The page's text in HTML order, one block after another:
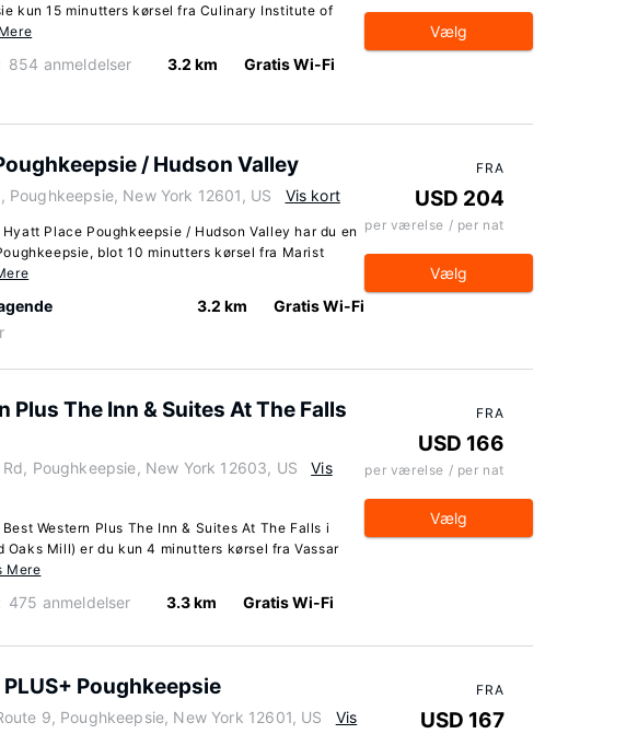
kun 15 minutters kørsel fra Culinary Institute of
854 anmeldelser 3.2 km Gratis Wi-Fi
Vælg
/ Hudson Valley
Poughkeepsie, New York 12601, US Vis kort
Place Poughkeepsie / Hudson Valley har du en
blot 10 minutters kørsel fra Marist
3.2 km Gratis Wi-Fi
FRA
USD 204
per værelse / per nat
Vælg
Plus The Inn & Suites At The Falls
Poughkeepsie, New York 12603, US
Vis
Western Plus The Inn & Suites At The Falls i
Oaks Mill) er du kun 4 minutters kørsel fra Vassar
Mere
475 anmeldelser 3.3 km Gratis Wi-Fi
FRA
USD 166
per værelse / per nat
Vælg
PLUS+ Poughkeepsie
9, Poughkeepsie, New York 12601, US
Vis
FRA
USD 167